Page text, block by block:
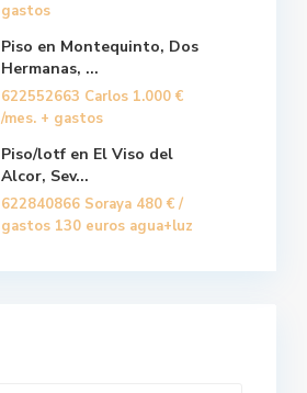
gastos
Piso en Montequinto, Dos
Hermanas, ...
622552663 Carlos 1.000 €
/mes. + gastos
Piso/lotf en El Viso del
Alcor, Sev...
622840866 Soraya 480 € /
gastos 130 euros agua+luz